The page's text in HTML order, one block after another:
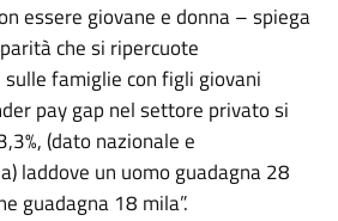
essere giovane e donna – spiega
che si ripercuote
famiglie con figli giovani
pay gap nel settore privato si
(dato nazionale e
laddove un uomo guadagna 28
guadagna 18 mila”.